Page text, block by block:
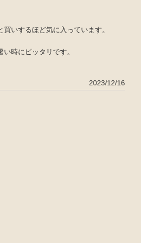
いするほど気に入っています。
時にピッタリです。
2023/12/16